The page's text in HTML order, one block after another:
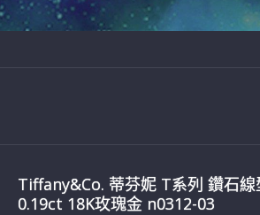
Tiffany&Co. 蒂芬妮 T系列 鑽石線
0.19ct 18K玫瑰金 n0312-03